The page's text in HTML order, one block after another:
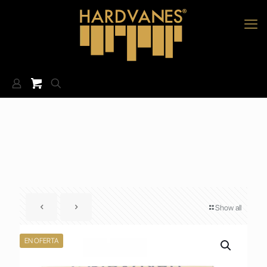
Show all
EN OFERTA